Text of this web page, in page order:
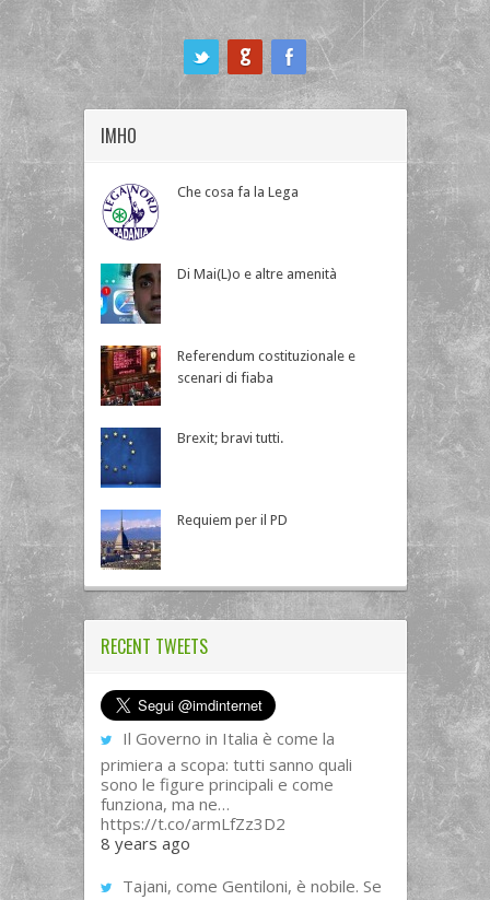
IMHO
Che cosa fa la Lega
Di Mai(L)o e altre amenità
Referendum costituzionale e
scenari di fiaba
Brexit; bravi tutti.
Requiem per il PD
RECENT TWEETS
Il Governo in Italia è come la
primiera a scopa: tutti sanno quali
sono le figure principali e come
funziona, ma ne…
https://t.co/armLfZz3D2
8 years ago
Tajani, come Gentiloni, è nobile. Se